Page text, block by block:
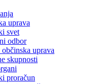
uprava
svet
odbor
občinska uprava
skupnosti
proračun